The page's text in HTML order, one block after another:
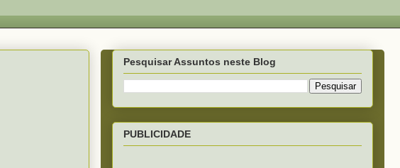
Pesquisar Assuntos neste Blog
PUBLICIDADE